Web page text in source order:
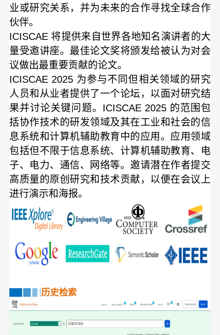
业或研究关系，并为未来的合作寻找全球合作
伙伴。
ICISCAE 将提供来自世界各地知名演讲者的大
量受邀讲座。最佳论文奖将颁发给被认为对会
议做出最重要贡献的论文。
ICISCAE 2025 为参与不同但相关领域的研究
人员和从业者提供了一个论坛，以面对研究结
果并讨论关键问题。ICISCAE 2025 的范围包
括协作技术的研发领域及其在工业和社会的信
息系统和计算机辅助教育中的应用。应用领域
包括但不限于信息系统、计算机辅助教育、电
子、电力、通信、网络等。邀请潜在作者提交
高质量的原创研究和技术贡献，以便在会议上
进行演示和海报。
历史检索